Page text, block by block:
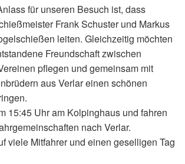
für unseren Besuch ist, dass
Frank Schuster und Markus
leiten. Gleichzeitig möchten
Freundschaft zwischen
pflegen und gemeinsam mit
aus Verlar einen schönen
15:45 Uhr am Kolpinghaus und fahren
nach Verlar.
viele Mitfahrer und einen geselligen Tag